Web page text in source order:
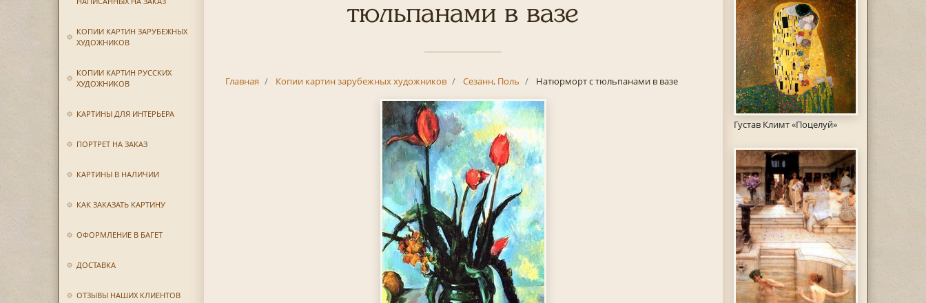
КОПИИ КАРТИН ЗАРУБЕЖНЫХ
ХУДОЖНИКОВ
КОПИИ КАРТИН РУССКИХ
ХУДОЖНИКОВ
КАРТИНЫ ДЛЯ ИНТЕРЬЕРА
ПОРТРЕТ НА ЗАКАЗ
КАРТИНЫ В НАЛИЧИИ
КАК ЗАКАЗАТЬ КАРТИНУ
ОФОРМЛЕНИЕ В БАГЕТ
ДОСТАВКА
ОТЗЫВЫ НАШИХ КЛИЕНТОВ
Густав Климт «Поцелуй»
тюльпанами в вазе
Главная Копии картин зарубежных художников Сезанн, Поль Натюрморт с тюльпанами в вазе